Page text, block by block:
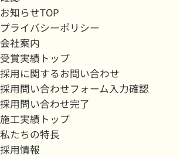
お知らせTOP
プライバシーポリシー
会社案内
受賞実績トップ
採用に関するお問い合わせ
採用問い合わせフォーム入力確認
採用問い合わせ完了
施工実績トップ
私たちの特長
採用情報